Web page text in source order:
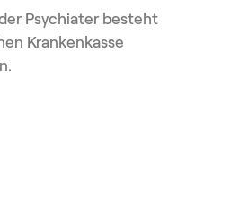
Psychiater besteht
Krankenkasse